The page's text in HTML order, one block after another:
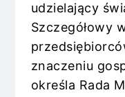
udzielający
Szczegółowy
znaczeniu
określa Rada